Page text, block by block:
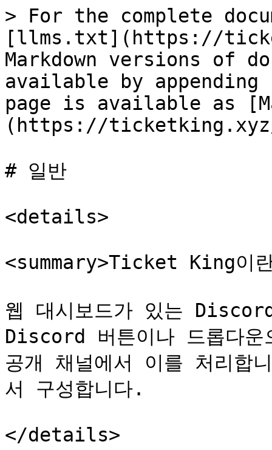
> For the complete
[llms.txt](https://
Markdown versions of
available by
page is available as
(https://
# 일반
<details>
<summary>Ticket King이
웹 대시보드가 있는
Discord 버튼이나 드롭다
공개 채널에서 이를 처리합
서 구성합니다.
</details>